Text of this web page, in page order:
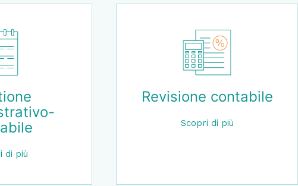
Insolvency &
Restructuring
Farmacie
Scopri di più